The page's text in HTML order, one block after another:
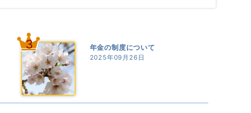
3 年金の制度について
2025年09月26日